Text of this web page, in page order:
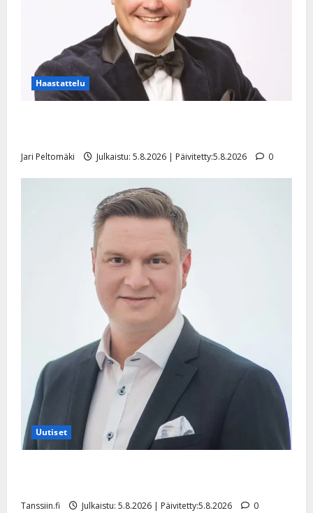
Haastattelu
Jari Peltomäki Julkaistu: 5.8.2026 | Päivitetty:5.8.2026 0
Uutiset
Tanssiin.fi Julkaistu: 5.8.2026 | Päivitetty:5.8.2026 0